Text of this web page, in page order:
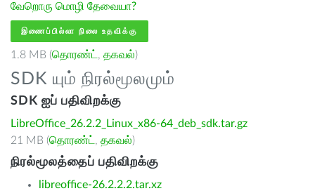
வேறொரு மொழி தேவையா?
இணைப்பில்லா நிலை உதவிக்கு
1.8 MB (தொரண்ட் , தகவல்)
SDK யும் நிரல்மூலமும்
SDK ஐப் பதிவிறக்கு
LibreOffice_26.2.2_Linux_x86-64_deb_sdk.tar.gz
21 MB (தொரண்ட் , தகவல்)
நிரல்மூலத்தைப் பதிவிறக்கு
libreoffice-26.2.2.2.tar.xz